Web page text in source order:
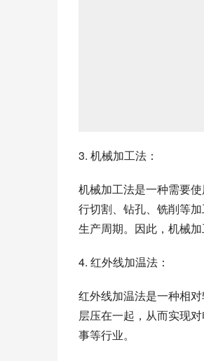
3. 机械加工法：
机械加工法是一种需要
行切割、钻孔、铣削等
生产周期。因此，机械
4. 红外线加温法：
红外线加温法是一种相
层压在一起，从而实现
事等行业。